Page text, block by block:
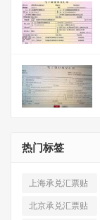
热门标签
上海承兑汇票贴
现(520)
北京承兑汇票贴